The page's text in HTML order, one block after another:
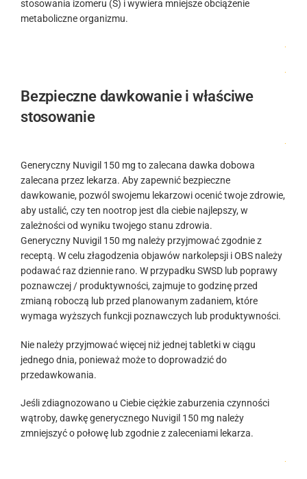
stosowania izomeru (S) i wywiera mniejsze obciążenie
metaboliczne organizmu.
.
.
Bezpieczne dawkowanie i właściwe
stosowanie
.
Generyczny Nuvigil 150 mg to zalecana dawka dobowa
zalecana przez lekarza. Aby zapewnić bezpieczne
dawkowanie, pozwól swojemu lekarzowi ocenić twoje zdrowie,
aby ustalić, czy ten nootrop jest dla ciebie najlepszy, w
zależności od wyniku twojego stanu zdrowia.
Generyczny Nuvigil 150 mg należy przyjmować zgodnie z
receptą. W celu złagodzenia objawów narkolepsji i OBS należy
podawać raz dziennie rano. W przypadku SWSD lub poprawy
poznawczej / produktywności, zajmuje to godzinę przed
zmianą roboczą lub przed planowanym zadaniem, które
wymaga wyższych funkcji poznawczych lub produktywności.
Nie należy przyjmować więcej niż jednej tabletki w ciągu
jednego dnia, ponieważ może to doprowadzić do
przedawkowania.
Jeśli zdiagnozowano u Ciebie ciężkie zaburzenia czynności
wątroby, dawkę generycznego Nuvigil 150 mg należy
zmniejszyć o połowę lub zgodnie z zaleceniami lekarza.
.